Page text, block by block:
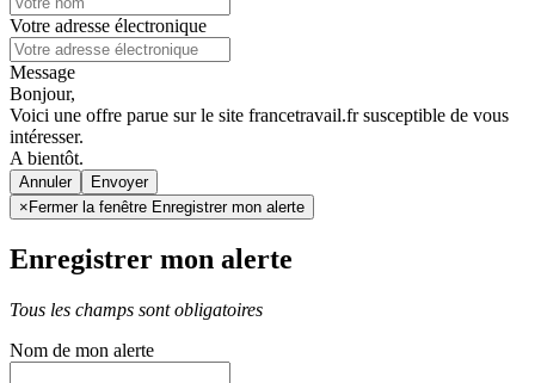
Votre adresse électronique
Message
Bonjour,
Voici une offre parue sur le site francetravail.fr susceptible de vous
intéresser.
A bientôt.
Annuler
× Fermer la fenêtre Enregistrer mon alerte
Enregistrer mon alerte
Tous les champs sont obligatoires
Nom de mon alerte